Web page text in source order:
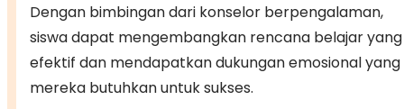
Dengan bimbingan dari konselor berpengalaman,
siswa dapat mengembangkan rencana belajar yang
efektif dan mendapatkan dukungan emosional yang
mereka butuhkan untuk sukses.